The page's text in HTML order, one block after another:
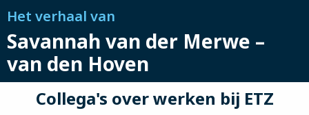
Het verhaal van
Savannah van der Merwe –
van den Hoven
Collega's over werken bij ETZ